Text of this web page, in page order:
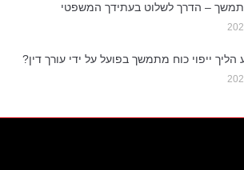
מתמשך – הדרך לשלוט בעתידך המשפטי
ייפוי כוח מתמשך בפועל על ידי עורך דין?